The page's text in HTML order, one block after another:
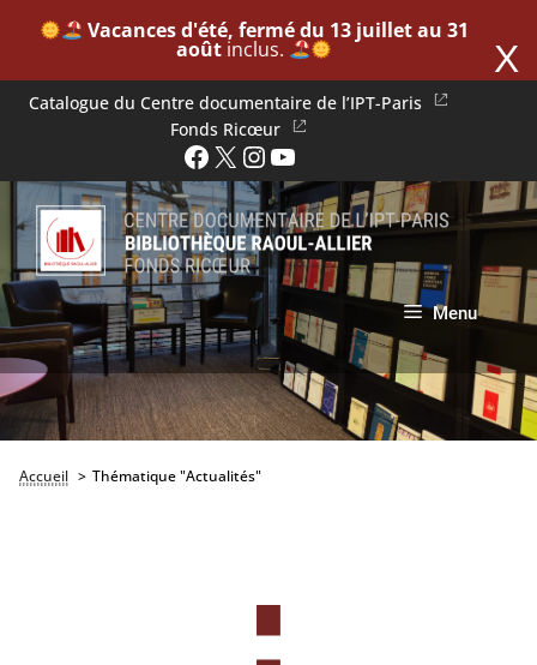
X
​Vacances d'été, fermé du 13 juillet au 31
aoûtinclus. ​
AllerCatalogue du Centre documentaire de l’IPT-Paris
Fonds Ricœur
Facebook X InstagramYouTube
Menu
Accueil Thématique "Actualités"